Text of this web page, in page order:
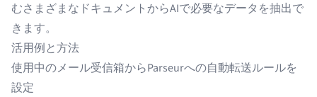
むさまざまなドキュメントからAIで必要なデータを抽出で
きます。
活用例と方法
使用中のメール受信箱からParseurへの自動転送ルールを
設定